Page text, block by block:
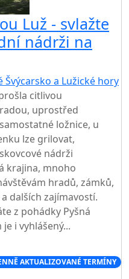
Luž - svlažte
nádrži na
Švýcarsko a Lužické hory
citlivou
uprostřed
ložnice, u
lze grilovat,
nádrži
krajina, mnoho
hradů, zámků,
dalších zajímavostí.
z pohádky Pyšná
i vyhlášený...
AKTUALIZOVANÉ TERMÍNY